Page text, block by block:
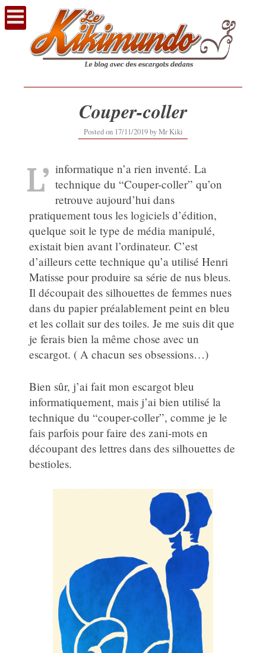
Voir
contenu
Couper-coller
Posted on 17/11/201929/12/2019
byMr Kiki
L’ informatique n’a rien inventé. La
technique du “Couper-coller” qu’on
retrouve aujourd’hui dans
pratiquement tous les logiciels d’édition,
quelque soit le type de média manipulé,
existait bien avant l’ordinateur. C’est
d’ailleurs cette technique qu’a utilisé Henri
Matisse pour produire sa série de nus bleus.
Il découpait des silhouettes de femmes nues
dans du papier préalablement peint en bleu
et les collait sur des toiles. Je me suis dit que
je ferais bien la même chose avec un
escargot. ( A chacun ses obsessions…)
Bien sûr, j’ai fait mon escargot bleu
informatiquement, mais j’ai bien utilisé la
technique du “couper-coller”, comme je le
fais parfois pour faire des zani-mots en
découpant des lettres dans des silhouettes de
bestioles.